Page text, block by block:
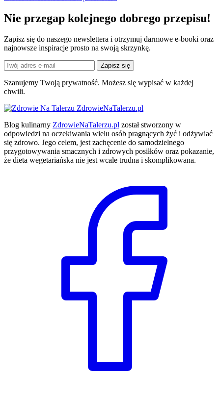
Nie przegap kolejnego dobrego przepisu!
Zapisz się do naszego newslettera i otrzymuj darmowe e-booki oraz
najnowsze inspiracje prosto na swoją skrzynkę.
Zapisz się
Szanujemy Twoją prywatność. Możesz się wypisać w każdej
chwili.
ZdrowieNaTalerzu.pl
Blog kulinarny ZdrowieNaTalerzu.pl został stworzony w
odpowiedzi na oczekiwania wielu osób pragnących żyć i odżywiać
się zdrowo. Jego celem, jest zachęcenie do samodzielnego
przygotowywania smacznych i zdrowych posiłków oraz pokazanie,
że dieta wegetariańska nie jest wcale trudna i skomplikowana.